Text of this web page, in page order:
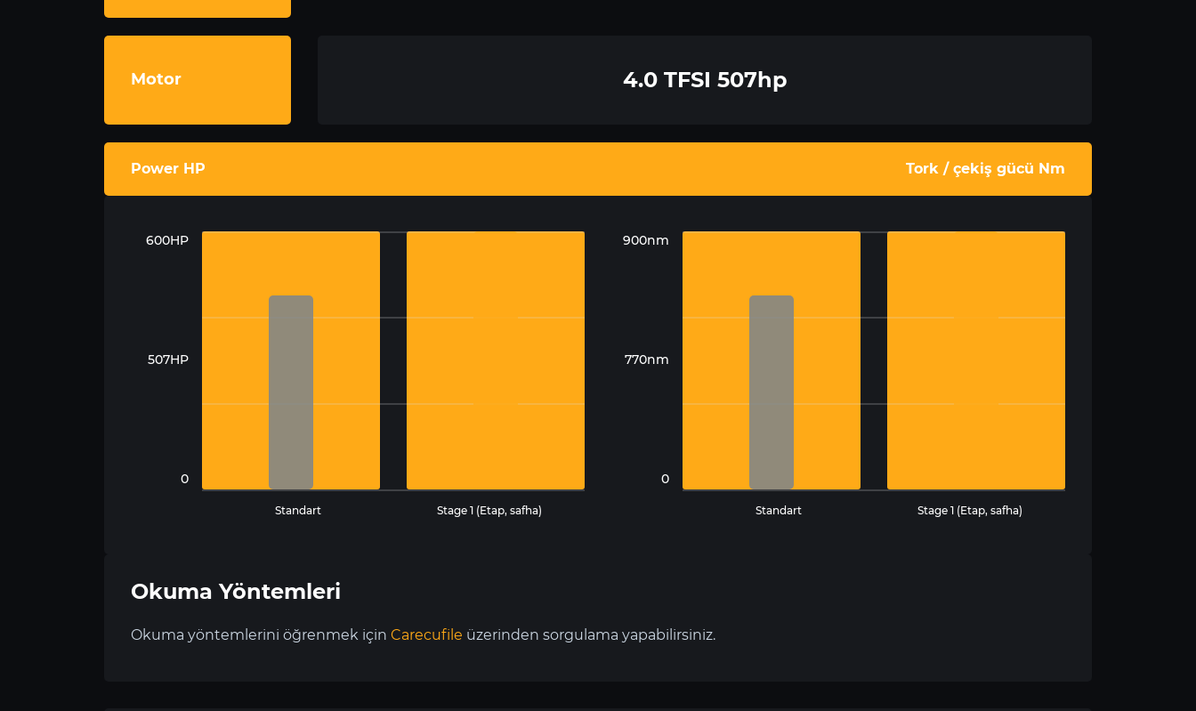
Motor 4.0 TFSI 507hp
Power HP Tork / çekiş gücü Nm
600HP
507HP
0
Standart Stage 1 (Etap, safha)
900nm
770nm
0
Standart Stage 1 (Etap, safha)
Okuma Yöntemleri
Okuma yöntemlerini öğrenmek için Carecufile üzerinden sorgulama yapabilirsiniz.